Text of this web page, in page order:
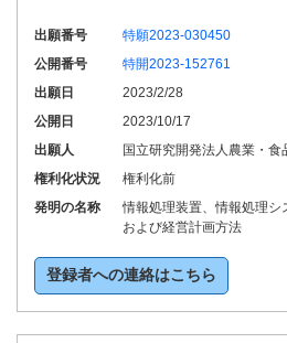
出願番号
特願2023-030450
公開番号
特開2023-152761
出願日
2023/2/28
公開日
2023/10/17
出願人
国立研究開発法人農業・
権利化状況
権利化前
発明の名称
情報処理装置、情報処理シ
および経営計画方法
登録者への連絡はこちら